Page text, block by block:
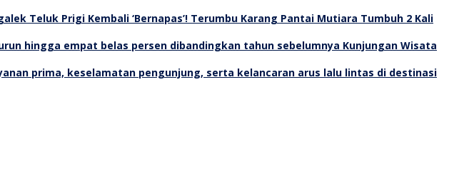
Teluk Prigi Kembali ‘Bernapas’! Terumbu Karang Pantai Mutiara Tumbuh 2 Kali
Kunjungan Wisata